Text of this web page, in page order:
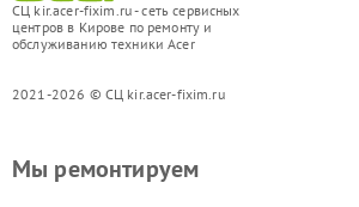
СЦ kir.acer-fixim.ru - сеть сервисных
центров в Кирове по ремонту и
обслуживанию техники Acer
2021-2026 © СЦ kir.acer-fixim.ru
Мы ремонтируем